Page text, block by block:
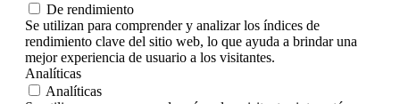
De rendimiento
Se utilizan para comprender y analizar los índices de
rendimiento clave del sitio web, lo que ayuda a brindar una
mejor experiencia de usuario a los visitantes.
Analíticas
Analíticas